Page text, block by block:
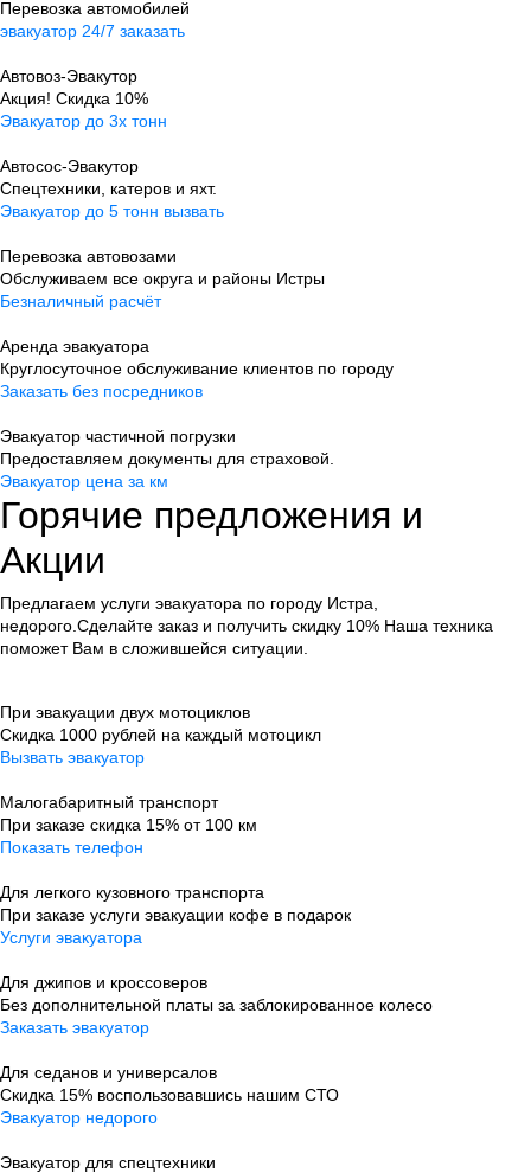
Перевозка автомобилей
эвакуатор 24/7 заказать
Автовоз-Эвакутор
Акция! Скидка 10%
Эвакуатор до 3х тонн
Автосос-Эвакутор
Cпецтехники, катеров и яхт.
Эвакуатор до 5 тонн вызвать
Перевозка автовозами
Обслуживаем все округа и районы Истры
Безналичный расчёт
Аренда эвакуатора
Круглосуточное обслуживание клиентов по городу
Заказать без посредников
Эвакуатор частичной погрузки
Предоставляем документы для страховой.
Эвакуатор цена за км
Горячие предложения и
Акции
Предлагаем услуги эвакуатора по городу Истра,
недорого. Сделайте заказ и получить скидку 10% Наша техника
поможет Вам в сложившейся ситуации.
При эвакуации двух мотоциклов
Скидка 1000 рублей на каждый мотоцикл
Вызвать эвакуатор
Малогабаритный транспорт
При заказе скидка 15% от 100 км
Показать телефон
Для легкого кузовного транспорта
При заказе услуги эвакуации кофе в подарок
Услуги эвакуатора
Для джипов и кроссоверов
Без дополнительной платы за заблокированное колесо
Заказать эвакуатор
Для седанов и универсалов
Скидка 15% воспользовавшись нашим СТО
Эвакуатор недорого
Эвакуатор для спецтехники